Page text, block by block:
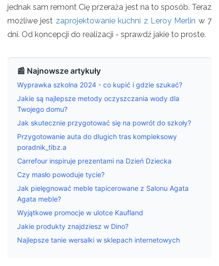
jednak sam remont Cię przeraża jest na to sposób. Teraz
możliwe jest zaprojektowanie kuchni z Leroy Merlin w 7
dni. Od koncepcji do realizacji - sprawdź jakie to proste.
📰 Najnowsze artykuły
Wyprawka szkolna 2024 - co kupić i gdzie szukać?
Jakie są najlepsze metody oczyszczania wody dla
Twojego domu?
Jak skutecznie przygotować się na powrót do szkoły?
Przygotowanie auta do dlugich tras kompleksowy
poradnik_tibz.a
Carrefour inspiruje prezentami na Dzień Dziecka
Czy masło powoduje tycie?
Jak pielęgnować meble tapicerowane z Salonu Agata
Agata meble?
Wyjątkowe promocje w ulotce Kaufland
Jakie produkty znajdziesz w Dino?
Najlepsze tanie wersalki w sklepach internetowych